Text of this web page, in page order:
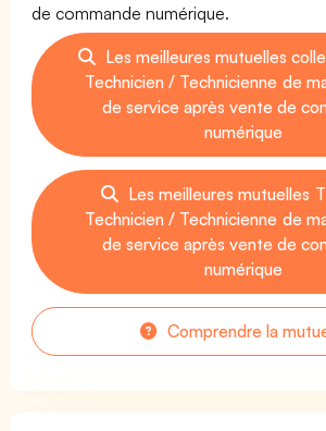
de commande numérique.
Les meilleures mutuelles
Technicien / Technicienne de
de service après vente de
numérique
Les meilleures mutuelles
Technicien / Technicienne de
de service après vente de
numérique
Comprendre la